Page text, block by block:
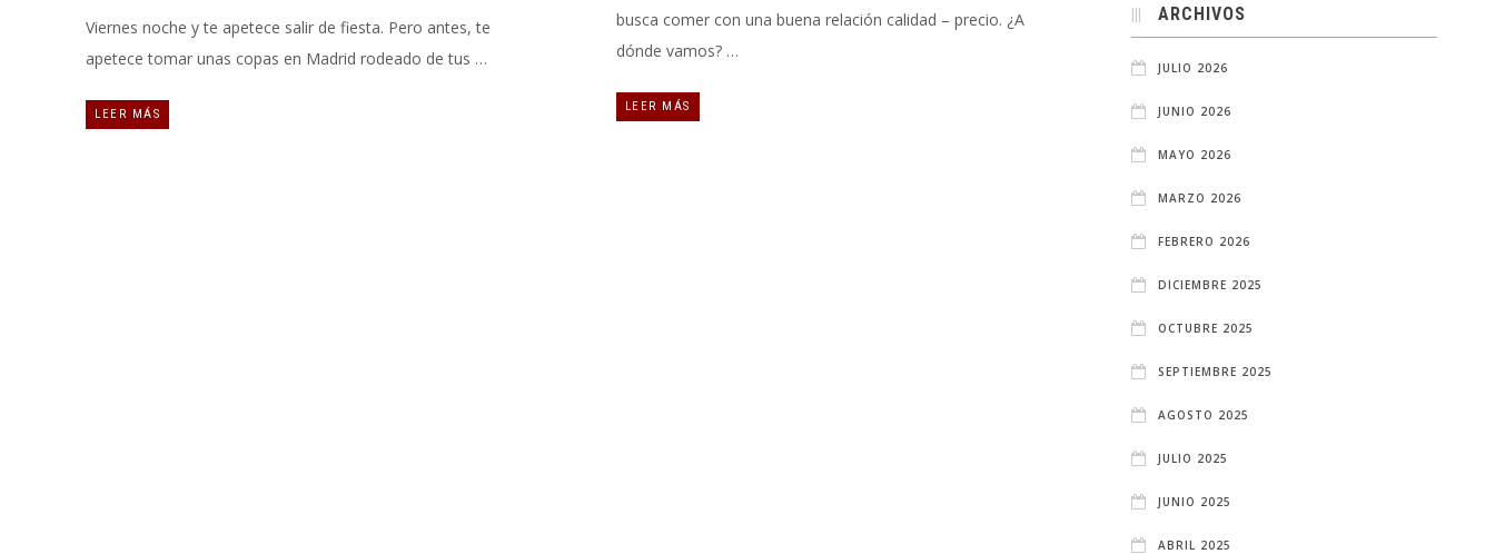
Viernes noche y te apetece salir de fiesta. Pero antes, te
apetece tomar unas copas en Madrid rodeado de tus …
LEER MÁS
busca comer con una buena relación calidad – precio. ¿A
dónde vamos? …
LEER MÁS
ARCHIVOS
JULIO 2026
JUNIO 2026
MAYO 2026
MARZO 2026
FEBRERO 2026
DICIEMBRE 2025
OCTUBRE 2025
SEPTIEMBRE 2025
AGOSTO 2025
JULIO 2025
JUNIO 2025
ABRIL 2025